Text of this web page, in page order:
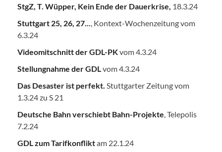
StgZ, T. Wüpper, Kein Ende der Dauerkrise, 18.3.24
Stuttgart 25, 26, 27..., Kontext-Wochenzeitung vom
6.3.24
Videomitschnitt der GDL-PKvom 4.3.24
Stellungnahme der GDLvom 4.3.24
Das Desaster ist perfekt. Stuttgarter Zeitung vom
1.3.24 zu S 21
Deutsche Bahn verschiebt Bahn-Projekte, Telepolis
7.2.24
GDL zum Tarifkonfliktam 22.1.24